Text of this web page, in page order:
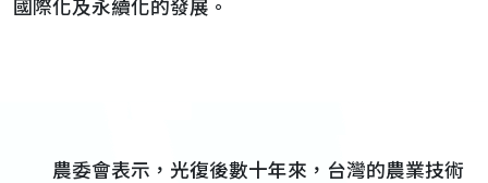
國際化及永續化的發展。
農委會表示，光復後數十年來，台灣的農業技術